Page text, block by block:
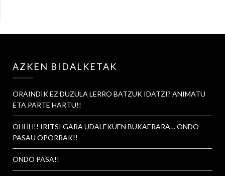
AZKEN BIDALKETAK
ORAINDIK EZ DUZULA LERRO BATZUK IDATZI? ANIMATU
ETA PARTE HARTU!!
OHHH!! IRITSI GARA UDALEKUEN BUKAERARA… ONDO
PASAU OPORRAK!!
ONDO PASA!!